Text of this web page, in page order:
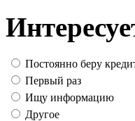
Постоянно беру
Первый раз
Ищу информацию
Другое